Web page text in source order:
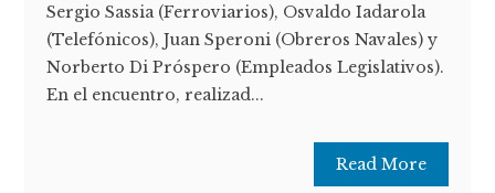
Sergio Sassia (Ferroviarios), Osvaldo Iadarola
(Telefónicos), Juan Speroni (Obreros Navales) y
Norberto Di Próspero (Empleados Legislativos).
En el encuentro, realizad...
Read More